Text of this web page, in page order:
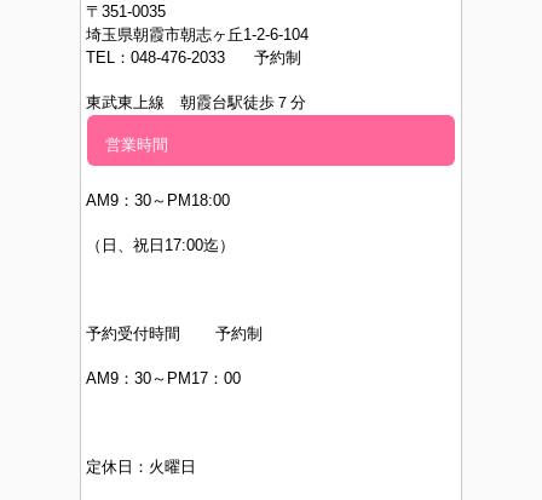
〒351-0035
埼玉県朝霞市朝志ヶ丘1-2-6-104
TEL：048-476-2033 予約制
東武東上線 朝霞台駅徒歩７分
営業時間
AM9：30～PM18:00
（日、祝日17:00迄）
予約受付時間 予約制
AM9：30～PM17：00
定休日： 火曜日